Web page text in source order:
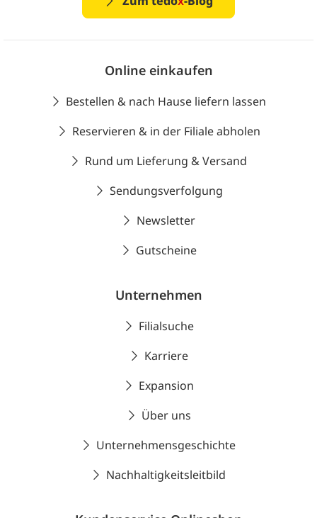
Online einkaufen
Bestellen & nach Hause liefern lassen
Reservieren & in der Filiale abholen
Rund um Lieferung & Versand
Sendungsverfolgung
Newsletter
Gutscheine
Unternehmen
Filialsuche
Karriere
Expansion
Über uns
Unternehmensgeschichte
Nachhaltigkeitsleitbild